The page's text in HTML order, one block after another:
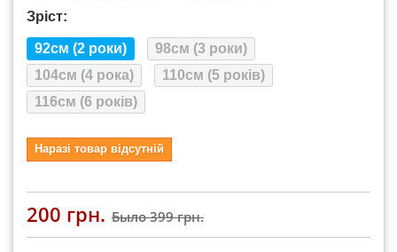
Зріст:
92см (2 роки)
98см (3 роки)
104см (4 рока)
110см (5 років)
116см (6 років)
Наразі товар відсутній
200 грн. Было399 грн.